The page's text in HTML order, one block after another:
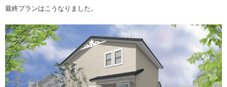
最終プランはこうなりました。